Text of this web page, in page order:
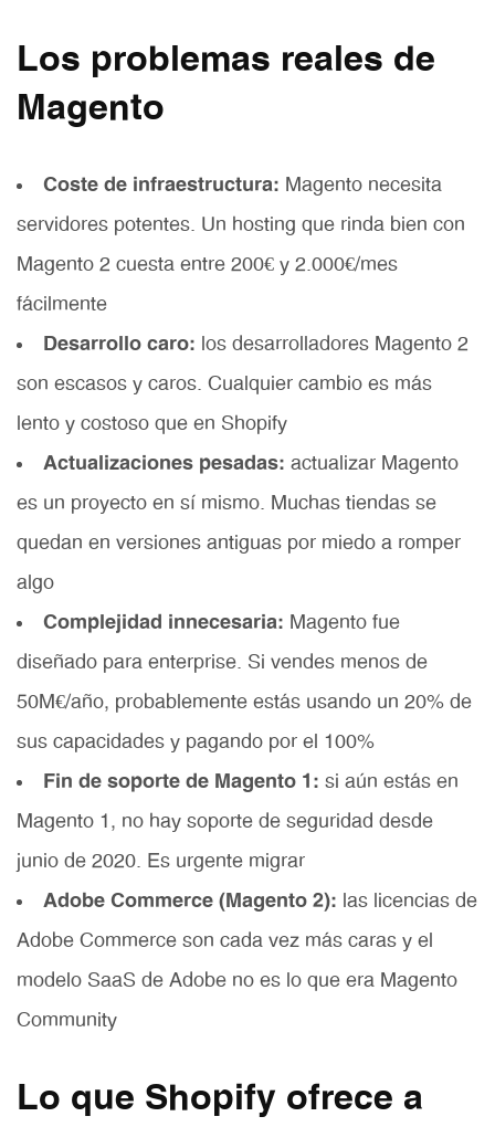
Los problemas reales de
Magento
Coste de infraestructura: Magento necesita
servidores potentes. Un hosting que rinda bien con
Magento 2 cuesta entre 200€ y 2.000€/mes
fácilmente
Desarrollo caro: los desarrolladores Magento 2
son escasos y caros. Cualquier cambio es más
lento y costoso que en Shopify
Actualizaciones pesadas: actualizar Magento
es un proyecto en sí mismo. Muchas tiendas se
quedan en versiones antiguas por miedo a romper
algo
Complejidad innecesaria: Magento fue
diseñado para enterprise. Si vendes menos de
50M€/año, probablemente estás usando un 20% de
sus capacidades y pagando por el 100%
Fin de soporte de Magento 1: si aún estás en
Magento 1, no hay soporte de seguridad desde
junio de 2020. Es urgente migrar
Adobe Commerce (Magento 2): las licencias de
Adobe Commerce son cada vez más caras y el
modelo SaaS de Adobe no es lo que era Magento
Community
Lo que Shopify ofrece a